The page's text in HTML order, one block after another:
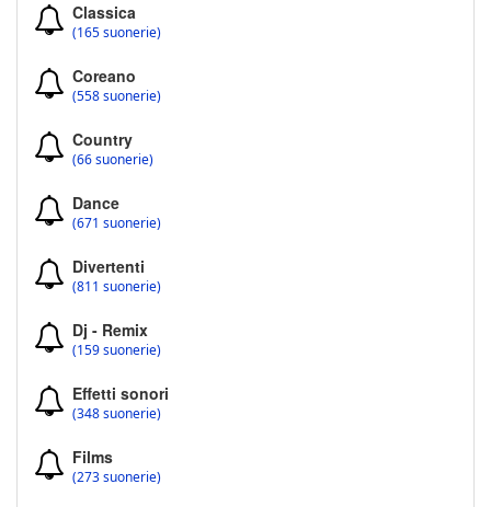
Classica
(165 suonerie)
Coreano
(558 suonerie)
Country
(66 suonerie)
Dance
(671 suonerie)
Divertenti
(811 suonerie)
Dj - Remix
(159 suonerie)
Effetti sonori
(348 suonerie)
Films
(273 suonerie)